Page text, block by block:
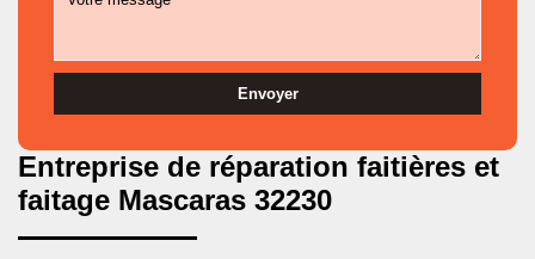
Entreprise de réparation faitières et
faitage Mascaras 32230